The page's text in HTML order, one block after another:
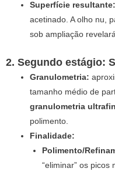
Superfície resultante:
acetinado. A olho nu,
sob ampliação
2. Segundo estágio:
Granulometria:
tamanho médio de
granulometria
polimento.
Finalidade:
Polimento/
“eliminar” os